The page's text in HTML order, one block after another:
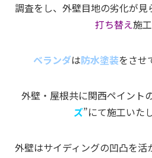
調査をし、外壁目地の劣化が見
打ち替え施
ベランダは防水塗装をさせ
外壁・屋根共に関西ペイント
ズ”にて施工いた
外壁はサイディングの凹凸を活